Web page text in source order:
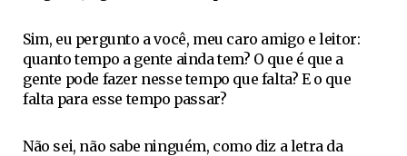
Sim, eu pergunto a você, meu caro amigo e leitor:
quanto tempo a gente ainda tem? O que é que a
gente pode fazer nesse tempo que falta? E o que
falta para esse tempo passar?
Não sei, não sabe ninguém, como diz a letra da